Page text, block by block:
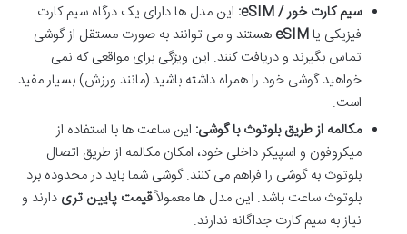
سیم کارت خور / eSIM:
این مدل ها دارای یک درگاه سیم کارت
فیزیکی یاeSIMهستند و می توانند به صورت مستقل از گوشی
تماس بگیرند و دریافت کنند. این ویژگی برای مواقعی که نمی
خواهید گوشی خود را همراه داشته باشید (مانند ورزش) بسیار مفید
است.
مکالمه از طریق بلوتوث با گوشی: این ساعت ها با استفاده از
میکروفون و اسپیکر داخلی خود، امکان مکالمه از طریق اتصال
بلوتوث به گوشی را فراهم می کنند. گوشی شما باید در محدوده برد
بلوتوث ساعت باشد. این مدل ها معمولاًقیمت پایین تری دارند و
نیاز به سیم کارت جداگانه ندارند.